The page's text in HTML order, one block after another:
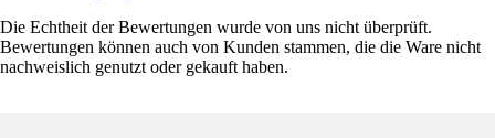
Die Echtheit der Bewertungen wurde von uns nicht überprüft.
Bewertungen können auch von Kunden stammen, die die Ware nicht
nachweislich genutzt oder gekauft haben.